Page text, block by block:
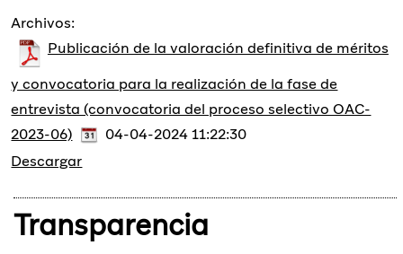
Archivos:
Publicación de la valoración definitiva de méritos
y convocatoria para la realización de la fase de
entrevista (convocatoria del proceso selectivo OAC-
2023-06)
04-04-2024 11:22:30
Descargar
Transparencia